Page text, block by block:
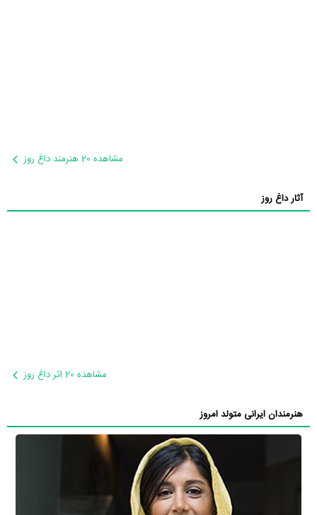
مشاهده 20 هنرمند داغ روز
آثار داغ روز
مشاهده 20 اثر داغ روز
هنرمندان ایرانی متولد امروز